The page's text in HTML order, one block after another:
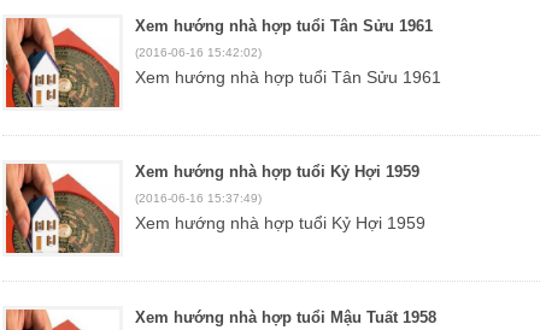
Xem hướng nhà hợp tuổi Tân Sửu 1961
(2016-06-16 15:42:02)
Xem hướng nhà hợp tuổi Tân Sửu 1961
Xem hướng nhà hợp tuổi Kỷ Hợi 1959
(2016-06-16 15:37:49)
Xem hướng nhà hợp tuổi Kỷ Hợi 1959
Xem hướng nhà hợp tuổi Mậu Tuất 1958